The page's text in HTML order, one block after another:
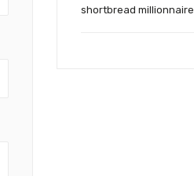
shortbread millionnaire